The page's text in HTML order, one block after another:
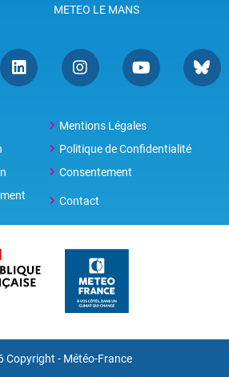
METEO LE MANS
Mentions Légales
Politique de Confidentialité
Consentement
Contact
Copyright - Météo-France